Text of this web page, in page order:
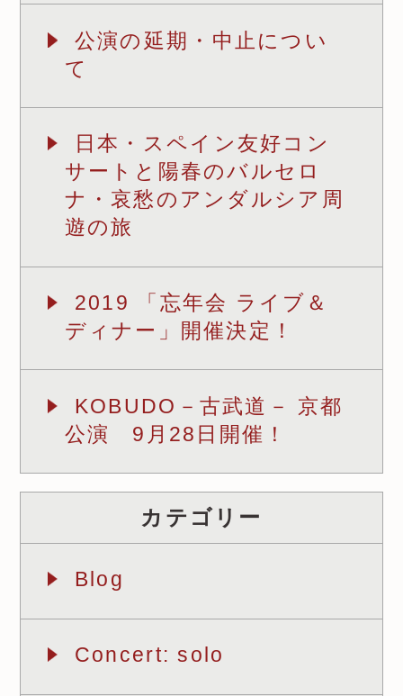
公演の延期・中止につい
て
日本・スペイン友好コン
サートと陽春のバルセロ
ナ・哀愁のアンダルシア周
遊の旅
2019 「忘年会 ライブ＆
ディナー」開催決定！
KOBUDO－古武道－ 京都
公演 9月28日開催！
カテゴリー
Blog
Concert: solo